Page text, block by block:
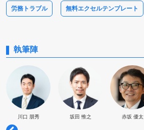
労務トラブル 無料エクセルテンプレート
執筆陣
川口 朋秀 坂田 惟之 赤坂 優太